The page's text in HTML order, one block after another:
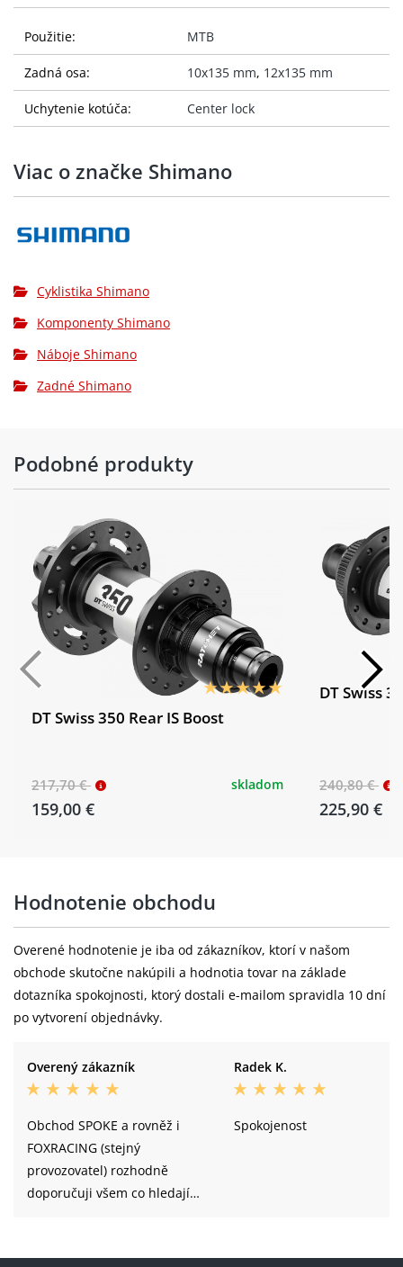
Použitie: MTB
Zadná osa: 10x135 mm, 12x135 mm
Uchytenie kotúča: Center lock
Viac o značke Shimano
Cyklistika Shimano
Komponenty Shimano
Náboje Shimano
Zadné Shimano
Podobné produkty
DT Swiss 350 Rear IS Boost
217,70 €
159,00 €
skladom
DT Swiss
240,80 €
225,90 €
Hodnotenie obchodu
Overené hodnotenie je iba od zákazníkov, ktorí v našom
obchode skutočne nakúpili a hodnotia tovar na základe
dotazníka spokojnosti, ktorý dostali e-mailom spravidla 10 dní
po vytvorení objednávky.
Overený zákazník
Obchod SPOKE a rovněž i
FOXRACING (stejný
provozovatel) rozhodně
doporučuji všem co hledají
profesionální přístup
Radek K.
Spokojenost